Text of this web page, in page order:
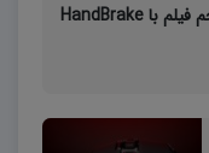
نحوه کم کردن حجم فیلم با HandBrake